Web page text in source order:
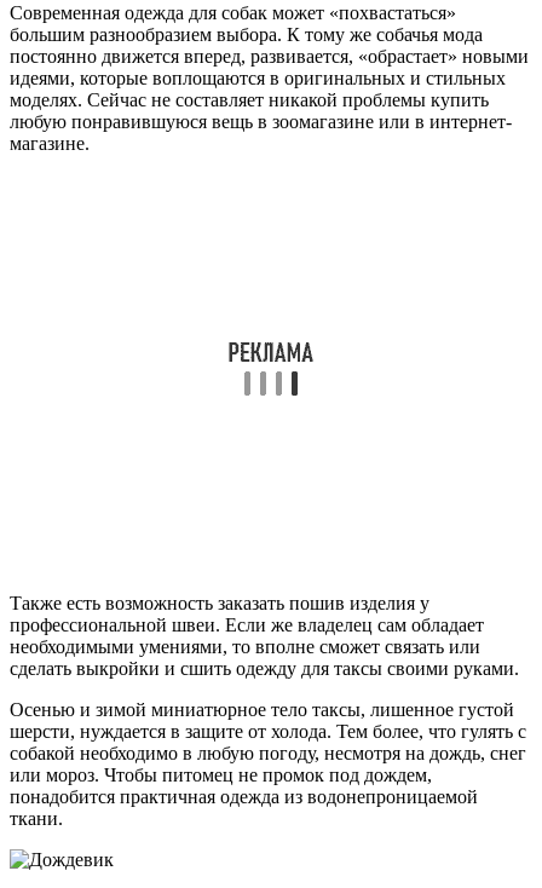
Современная одежда для собак может «похвастаться»
большим разнообразием выбора. К тому же собачья мода
постоянно движется вперед, развивается, «обрастает» новыми
идеями, которые воплощаются в оригинальных и стильных
моделях. Сейчас не составляет никакой проблемы купить
любую понравившуюся вещь в зоомагазине или в интернет-
магазине.
Также есть возможность заказать пошив изделия у
профессиональной швеи. Если же владелец сам обладает
необходимыми умениями, то вполне сможет связать или
сделать выкройки и сшить одежду для таксы своими руками.
Осенью и зимой миниатюрное тело таксы, лишенное густой
шерсти, нуждается в защите от холода. Тем более, что гулять с
собакой необходимо в любую погоду, несмотря на дождь, снег
или мороз. Чтобы питомец не промок под дождем,
понадобится практичная одежда из водонепроницаемой
ткани.